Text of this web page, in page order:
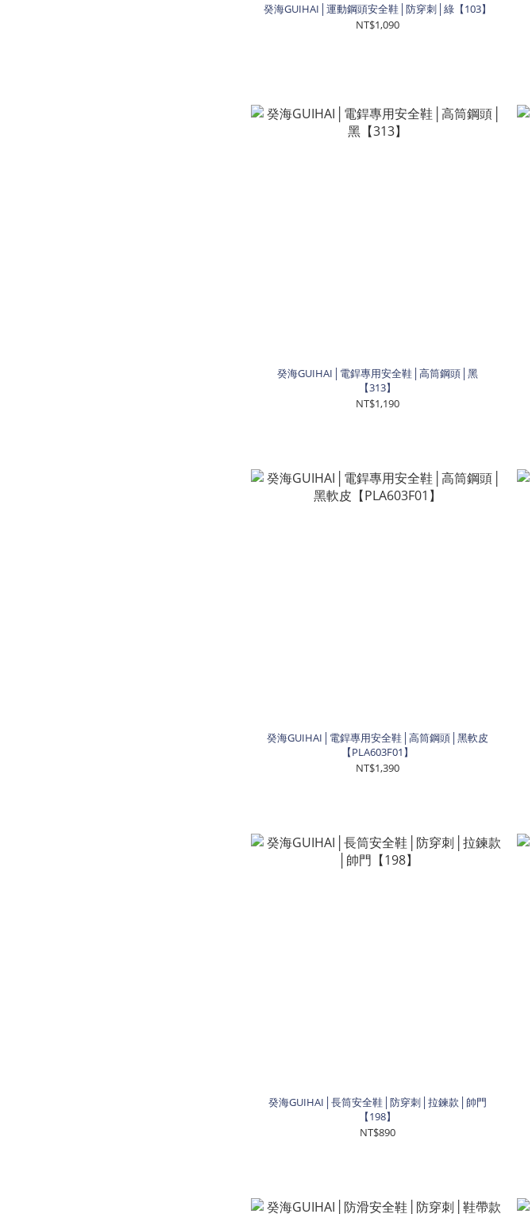
癸海GUIHAI│運動鋼頭安全鞋│防穿刺│綠【103】
NT$1,090
癸海GUIHAI│電銲專用安全鞋│高筒鋼頭│黑
【313】
NT$1,190
癸海GUIHAI│電銲專用安全鞋│高筒鋼頭│黑軟皮
【PLA603F01】
NT$1,390
癸海GUIHAI│長筒安全鞋│防穿刺│拉鍊款│帥門
【198】
NT$890